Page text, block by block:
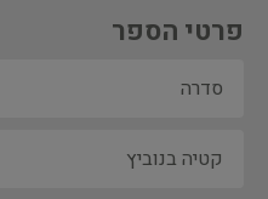
פרטי הספר